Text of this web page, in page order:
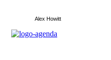
Alex Howitt